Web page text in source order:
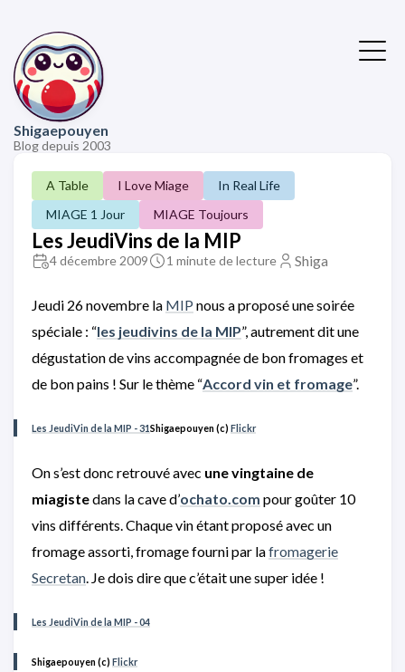
Shigaepouyen
Blog depuis 2003
A Table I Love Miage
In Real Life
MIAGE 1 Jour
MIAGE Toujours
Les JeudiVins de la MIP
4 décembre 2009 1 minute de lecture Shiga
Jeudi 26 novembre la MIP nous a proposé une soirée
spéciale : “les jeudivins de la MIP”, autrement dit une
dégustation de vins accompagnée de bon fromages et
de bon pains ! Sur le thème “Accord vin et fromage”.
Les JeudiVin de la MIP - 31Shigaepouyen (c) Flickr
On s’est donc retrouvé avec une vingtaine de
miagistedans la cave d’ochato.com pour goûter 10
vins différents. Chaque vin étant proposé avec un
fromage assorti, fromage fourni par lafromagerie
Secretan. Je dois dire que c’était une super idée !
Les JeudiVin de la MIP - 04
Shigaepouyen (c) Flickr